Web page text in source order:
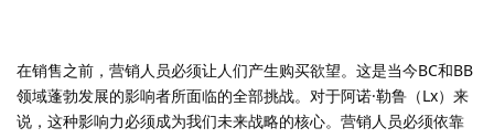
在销售之前，营销人员必须让人们产生购买欲望。这是当今BC和BB
领域蓬勃发展的影响者所面临的全部挑战。对于阿诺·勒鲁（Lx）来
说，这种影响力必须成为我们未来战略的核心。营销人员必须依靠